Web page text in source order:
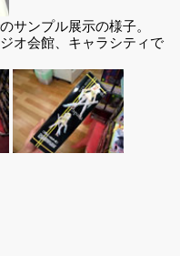
サンプル展示の様子。
オ会館、キャラシティで